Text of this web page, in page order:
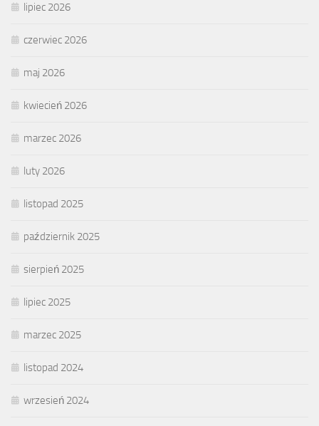
lipiec 2026
czerwiec 2026
maj 2026
kwiecień 2026
marzec 2026
luty 2026
listopad 2025
październik 2025
sierpień 2025
lipiec 2025
marzec 2025
listopad 2024
wrzesień 2024